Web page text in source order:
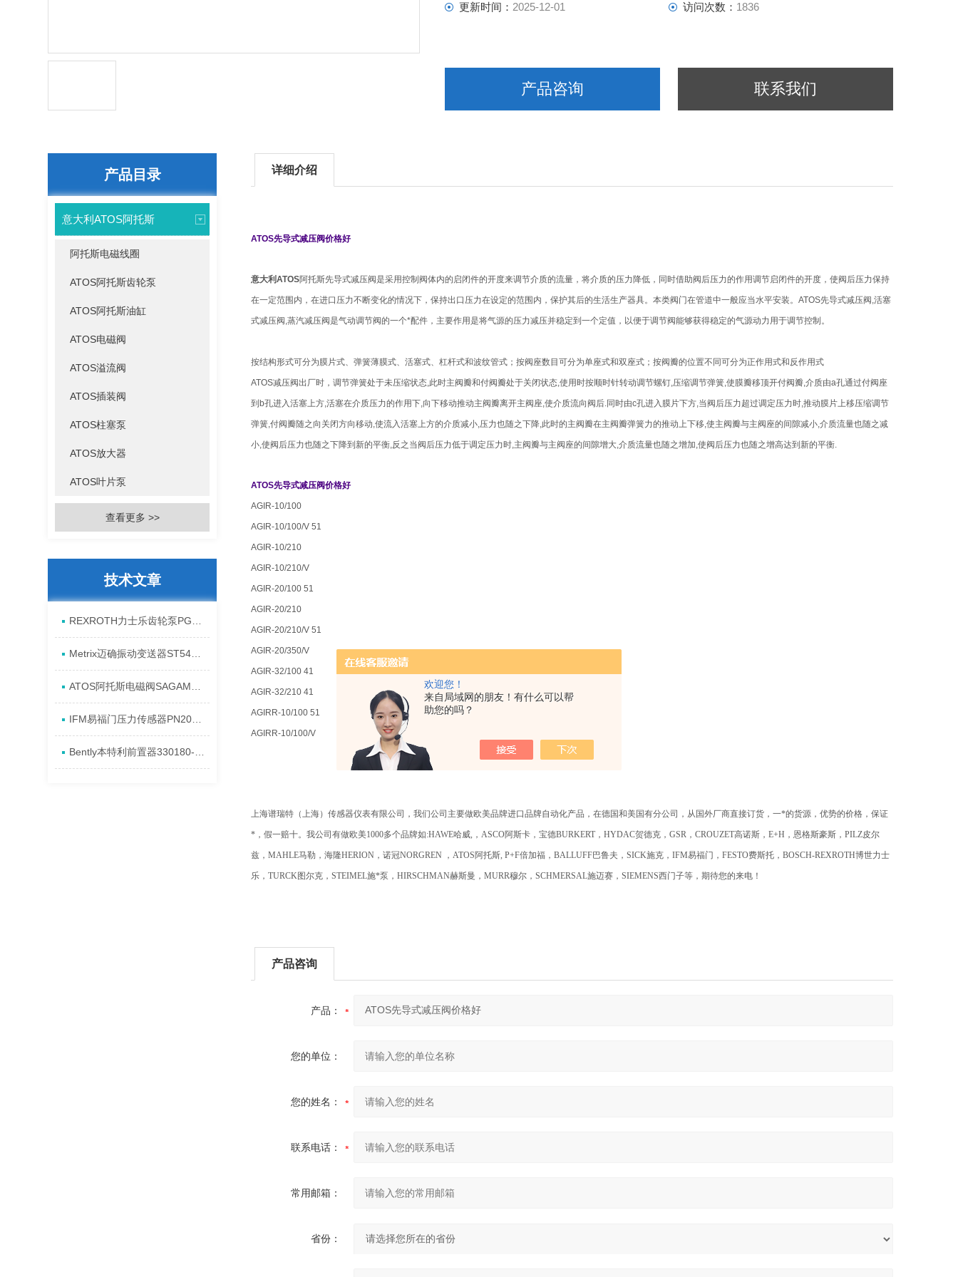
欢迎您！
来自局域网的朋友！有什么可以帮
助您的吗？
更新时间： 2025-12-01 访问次数： 1836
产品咨询 联系我们
产品目录
意大利ATOS阿托斯
阿托斯电磁线圈
ATOS阿托斯齿轮泵
ATOS阿托斯油缸
ATOS电磁阀
ATOS溢流阀
ATOS插装阀
ATOS柱塞泵
ATOS放大器
ATOS叶片泵
查看更多 >>
技术文章
详细介绍
ATOS先导式减压阀价格好
意大利ATOS阿托斯先导式减压阀是采用控制阀体内的启闭件的开度来调节介质的流量，将介质的压力降低，同时借助阀后压力的作用调节启闭件的开度，使阀后压力保持
在一定范围内，在进口压力不断变化的情况下，保持出口压力在设定的范围内，保护其后的生活生产器具。本类阀门在管道中一般应当水平安装。ATOS先导式减压阀,活塞
式减压阀,蒸汽减压阀是气动调节阀的一个*配件，主要作用是将气源的压力减压并稳定到一个定值，以便于调节阀能够获得稳定的气源动力用于调节控制。
按结构形式可分为膜片式、弹簧薄膜式、活塞式、杠杆式和波纹管式；按阀座数目可分为单座式和双座式；按阀瓣的位置不同可分为正作用式和反作用式
ATOS减压阀出厂时，调节弹簧处于未压缩状态,此时主阀瓣和付阀瓣处于关闭状态,使用时按顺时针转动调节螺钉,压缩调节弹簧,使膜瓣移顶开付阀瓣,介质由a孔通过付阀座
到b孔进入活塞上方,活塞在介质压力的作用下,向下移动推动主阀瓣离开主阀座,使介质流向阀后.同时由c孔进入膜片下方,当阀后压力超过调定压力时,推动膜片上移压缩调节
弹簧,付阀瓣随之向关闭方向移动,使流入活塞上方的介质减小,压力也随之下降,此时的主阀瓣在主阀瓣弹簧力的推动上下移,使主阀瓣与主阀座的间隙减小,介质流量也随之减
小,使阀后压力也随之下降到新的平衡,反之当阀后压力低于调定压力时,主阀瓣与主阀座的间隙增大,介质流量也随之增加,使阀后压力也随之增高达到新的平衡.
ATOS先导式减压阀价格好
AGIR-10/100
AGIR-10/100/V 51
AGIR-10/210
AGIR-10/210/V
AGIR-20/100 51
AGIR-20/210
AGIR-20/210/V 51
AGIR-20/350/V
AGIR-32/100 41
AGIR-32/210 41
AGIRR-10/100 51
AGIRR-10/100/V
上海谱瑞特（上海）传感器仪表有限公司，我们公司主要做欧美品牌进口品牌自动化产品，在德国和美国有分公司，从国外厂商直接订货，一*的货源，优势的价格，保证
*，假一赔十。我公司有做欧美1000多个品牌如:HAWE哈威,，ASCO阿斯卡，宝德BURKERT，HYDAC贺德克，GSR，CROUZET高诺斯，E+H，恩格斯豪斯，PILZ皮尔
兹，MAHLE马勒，海隆HERION，诺冠NORGREN ，ATOS阿托斯, P+F倍加福，BALLUFF巴鲁夫，SICK施克，IFM易福门，FESTO费斯托，BOSCH-REXROTH博世力士
乐，TURCK图尔克，STEIMEL施*泵，HIRSCHMAN赫斯曼，MURR穆尔，SCHMERSAL施迈赛，SIEMENS西门子等，期待您的来电！
产品咨询
产品：
您的单位：
您的姓名：
联系电话：
常用邮箱：
省份：